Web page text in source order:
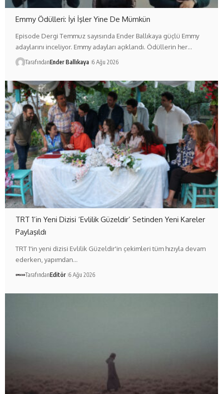
Emmy Ödülleri: İyi İşler Yine De Mümkün
Episode Dergi Temmuz sayısında Ender Ballıkaya güçlü Emmy
adaylarını inceliyor. Emmy adayları açıklandı. Ödüllerin her…
TarafındanEnder Ballıkaya 6 Ağu 2026
TRT 1’in Yeni Dizisi ‘Evlilik Güzeldir’ Setinden Yeni Kareler
Paylaşıldı
TRT 1'in yeni dizisi Evlilik Güzeldir'in çekimleri tüm hızıyla devam
ederken, yapımdan…
TarafındanEditör 6 Ağu 2026